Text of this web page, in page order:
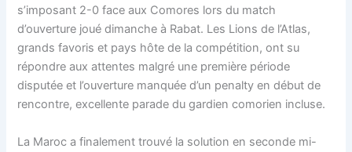
s’imposant 2-0 face aux Comores lors du match
d’ouverture joué dimanche à Rabat. Les Lions de l’Atlas,
grands favoris et pays hôte de la compétition, ont su
répondre aux attentes malgré une première période
disputée et l’ouverture manquée d’un penalty en début de
rencontre, excellente parade du gardien comorien incluse.
La Maroc a finalement trouvé la solution en seconde mi-